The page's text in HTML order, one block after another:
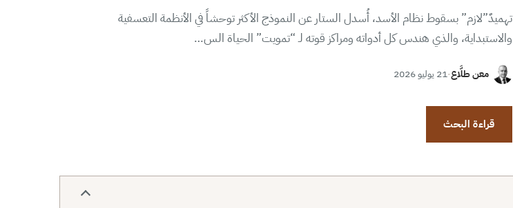
تهميدٌ”لازم” بسقوط نظام الأسد، أُسدل الستار عن النموذج الأكثر توحشاً في الأنظمة التعسفية
والاستبداية، والذي هندس كل أدواته ومراكز قوته لـ “تمويت” الحياة الس…
معن طلَّاع·21 يوليو 2026
قراءة البحث